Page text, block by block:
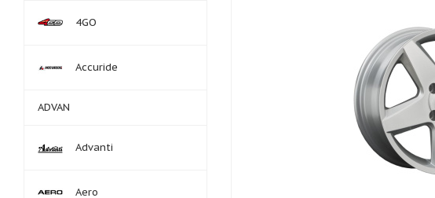
4GO
Accuride
ADVAN
Advanti
Aero